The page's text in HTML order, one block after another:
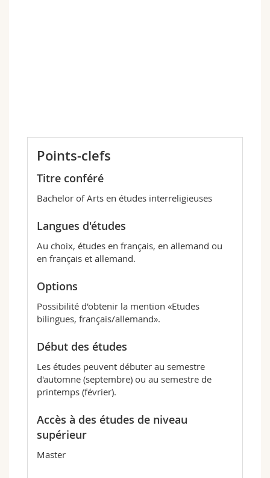
Points-clefs
Titre conféré
Bachelor of Arts en études interreligieuses
Langues d'études
Au choix, études en français, en allemand ou
en français et allemand.
Options
Possibilité d'obtenir la mention «Etudes
bilingues, français/allemand».
Début des études
Les études peuvent débuter au semestre
d'automne (septembre) ou au semestre de
printemps (février).
Accès à des études de niveau
supérieur
Master